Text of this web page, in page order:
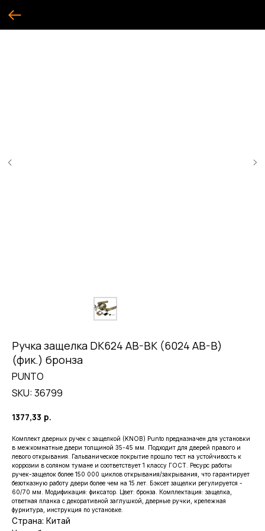
Ручка защелка DK624 AB-BK (6024 AB-B)
(фик.) бронза
PUNTO
SKU:36799
1377,33 р.
Комплект дверных ручек с защелкой (KNOB) Punto предназначен для установки
в межкомнатные двери толщиной 35-45 мм. Подходит для дверей правого и
левого открывания. Гальваническое покрытие прошло тест на устойчивость к
коррозии в соляном тумане и соответствует 1 классу ГОСТ. Ресурс работы
ручек-защелок более 150 000 циклов открывания/закрывания, что гарантирует
безотказную работу двери более чем на 15 лет. Бэксет защелки регулируется -
60/70 мм. Модификация: фиксатор. Цвет: бронза. Комплектация: защелка,
ответная планка с декоративной заглушкой, дверные ручки, крепежная
фурнитура, инструкция по установке.
Страна: Китай